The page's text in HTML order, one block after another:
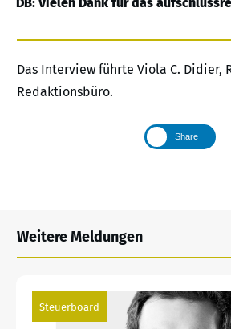
DB: Vielen Dank für das
Das Interview führte Viola C. Didier,
Redaktionsbüro.
Share
Weitere Meldungen
Steuerboard